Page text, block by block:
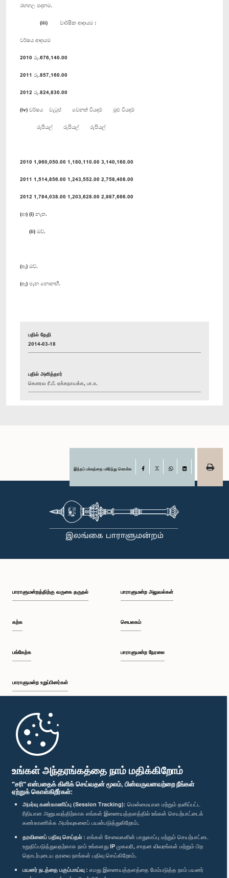
உங்கள் அந்தரங்கத்தை நாம் மதிக்கிறோம்
"சரி" என்பதைக் கிளிக் செய்வதன் மூலம், பின்வருவனவற்றை நீங்கள்
ஏற்றுக் கொள்கிறீர்கள்:
அமர்வு கண்காணிப்பு (Session Tracking): மென்மையான மற்றும் தனிப்பட்ட
ரீதியான அனுபவத்திற்காக எங்கள் இணையத்தளத்தில் உங்கள் செயற்பாட்டைக்
கண்காணிக்க அமர்வுகளைப் பயன்படுத்துகிறோம்.
தரவினைப் பதிவு செய்தல் : எங்கள் சேவைகளின் பாதுகாப்பு மற்றும் செயற்பாட்டை
உறுதிப்படுத்துவதற்காக நாம் உங்களது IP முகவரி, சாதன விவரங்கள் மற்றும் பிற
தொடர்புடைய தரவை நாங்கள் பதிவு செய்கிறோம்.
பயனர் நடத்தை பகுப்பாய்வு : எமது இணையத்தளத்தை மேம்படுத்த நாம் பயனர்
රඟහල පදනම.
(iii) වාර්ෂික ආදායම :
වර්ෂය ආදායම
2010 රු.676,140.00
2011 රු.857,160.00
2012 රු.824,830.00
(iv) වර්ෂය වැටුප් වෙනත් වියදම් මුළු වියදම්
රුපියල් රුපියල් රුපියල්
2010 1,960,050.00 1,180,110.00 3,140,160.00
2011 1,514,856.00 1,243,552.00 2,758,408.00
2012 1,784,038.00 1,203,628.00 2,987,666.00
(ආ) (i) නැත.
(ii) ඔව්.
(ඇ) ඔව්.
(ඈ) පැන නොනඟී.
பதில் தேதி
2014-03-18
பதில் அளித்தார்
கௌரவ ரீ.பீ. ஏக்கநாயக்க, பா.உ.
இந்தப் பக்கத்தை பகிர்ந்து கொள்க Facebook
பாராளுமன்றத்திற்கு வருகை தருதல்
கற்க
பங்கேற்க
பாராளுமன்ற உறுப்பினர்கள்
முதற்பக்கம்
பாராளுமன்ற அலுவல்கள்
செயலகம்
பாராளுமன்ற நேரலை
பாராளுமன்ற கையடக்க செயலி
எம்மை பின்தொடர்க :
விருதுகள்